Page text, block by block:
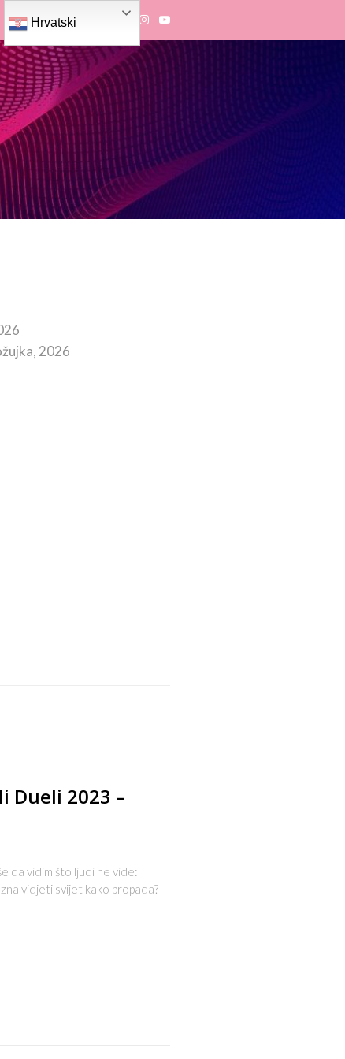
Hrvatski
2026
Dueli 2023 –
da vidim što ljudi ne vide:
vidjeti svijet kako propada?